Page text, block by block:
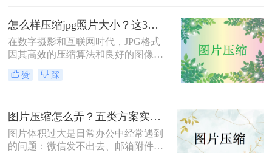
时保持较高的图片质量。
怎么样压缩jpg照片大小？这3种图片压缩方法一定要会！
在数字摄影和互联网时代，JPG格式
因其高效的压缩算法和良好的图像质
量而广受欢迎。然而，有时JPG照片
的大小可能过大，不便于分享、上传
小的方法，旨在帮助用户根据实际需
求选择合适的压缩方式。
赞 踩
图片压缩怎么弄？五类方案实测对比，一张表看懂怎么选！
图片体积过大是日常办公中经常遇到
的问题：微信发不出去、邮箱附件超